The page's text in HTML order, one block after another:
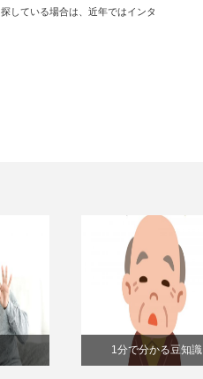
探している場合は、近年ではインタ
1分で分かる豆知識